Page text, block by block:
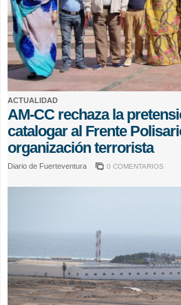
ACTUALIDAD
AM-CC rechaza la
catalogar al Frente
organización terrorista
Diario de Fuerteventura 0 COMENTARIOS